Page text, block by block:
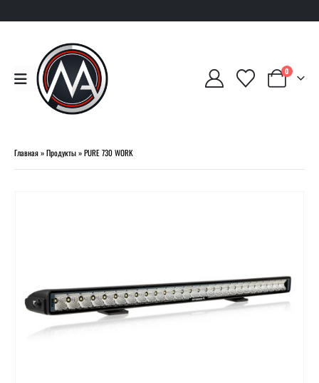
0
Главная»Продукты»PURE 730 WORK